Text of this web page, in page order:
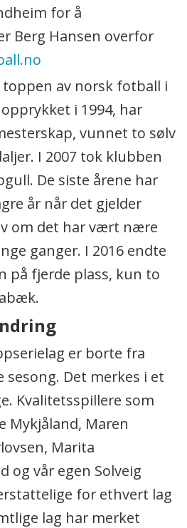
for å
Berg Hansen overfor
av norsk fotball i
i 1994, har
vunnet to sølv
I 2007 tok klubben
De siste årene har
år når det gjelder
om det har vært nære
ganger. I 2016 endte
på fjerde plass, kun to
er borte fra
Det merkes i et
Kvalitetsspillere som
Mykjåland, Maren
Marita
og vår egen Solveig
for ethvert lag
lag har merket